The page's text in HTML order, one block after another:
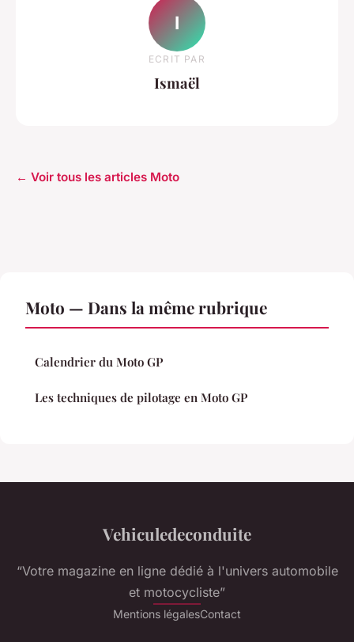
I
ECRIT PAR
Ismaël
← Voir tous les articles Moto
Moto — Dans la même rubrique
Calendrier du Moto GP
Les techniques de pilotage en Moto GP
Vehiculedeconduite
“Votre magazine en ligne dédié à l'univers automobile
et motocycliste”
Mentions légalesContact